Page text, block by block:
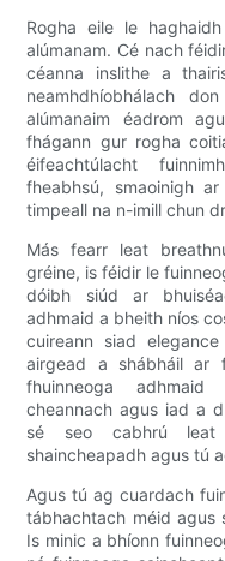
Rogha eile le
alúmanam. Cé nach
céanna inslithe a
neamhdhíobhálach
alúmanaim éadrom
fhágann gur rogha
éifeachtúlacht
fheabhsú, smaoinigh
timpeall na n-imill chun
Más fearr leat
gréine, is féidir le
dóibh siúd ar
adhmaid a bheith níos
cuireann siad
airgead a shábháil ar
fhuinneoga
cheannach agus iad a
sé seo cabhrú
shaincheapadh agus tú
Agus tú ag cuardach
tábhachtach méid agus
Is minic a bhíonn